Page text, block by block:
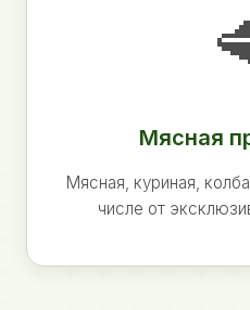
Мясная
Мясная, куриная,
числе от